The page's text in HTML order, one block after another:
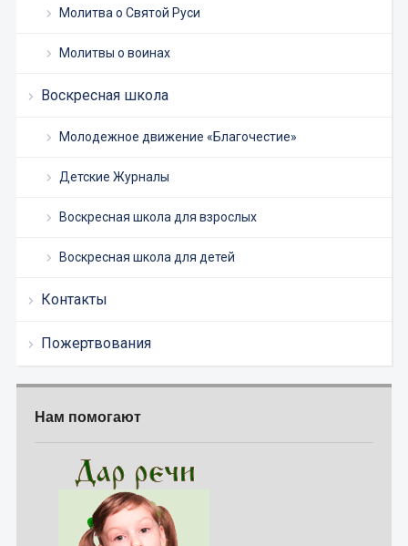
Молитва о Святой Руси
Молитвы о воинах
Воскресная школа
Молодежное движение «Благочестие»
Детские Журналы
Воскресная школа для взрослых
Воскресная школа для детей
Контакты
Пожертвования
Нам помогают